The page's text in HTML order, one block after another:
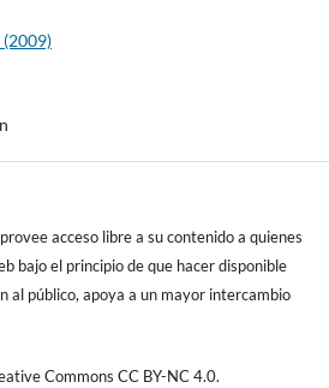
(2009)
acceso libre a su contenido a quienes
bajo el principio de que hacer disponible
al público, apoya a un mayor intercambio
Commons CC BY-NC 4.0.